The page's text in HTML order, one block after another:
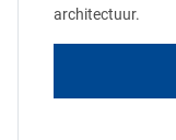
architectuur.